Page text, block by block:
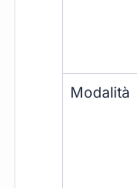
Modalità